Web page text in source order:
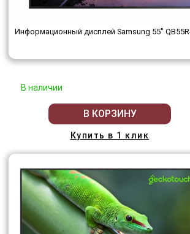
Информационный дисплей Samsung 55"
В наличии
В КОРЗИНУ
Купить в 1 клик